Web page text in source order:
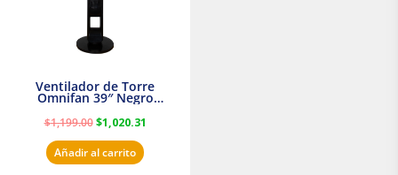
Ventilador de Torre
Omnifan 39″ Negro
$1,199.00 $1,020.31
Añadir al carrito